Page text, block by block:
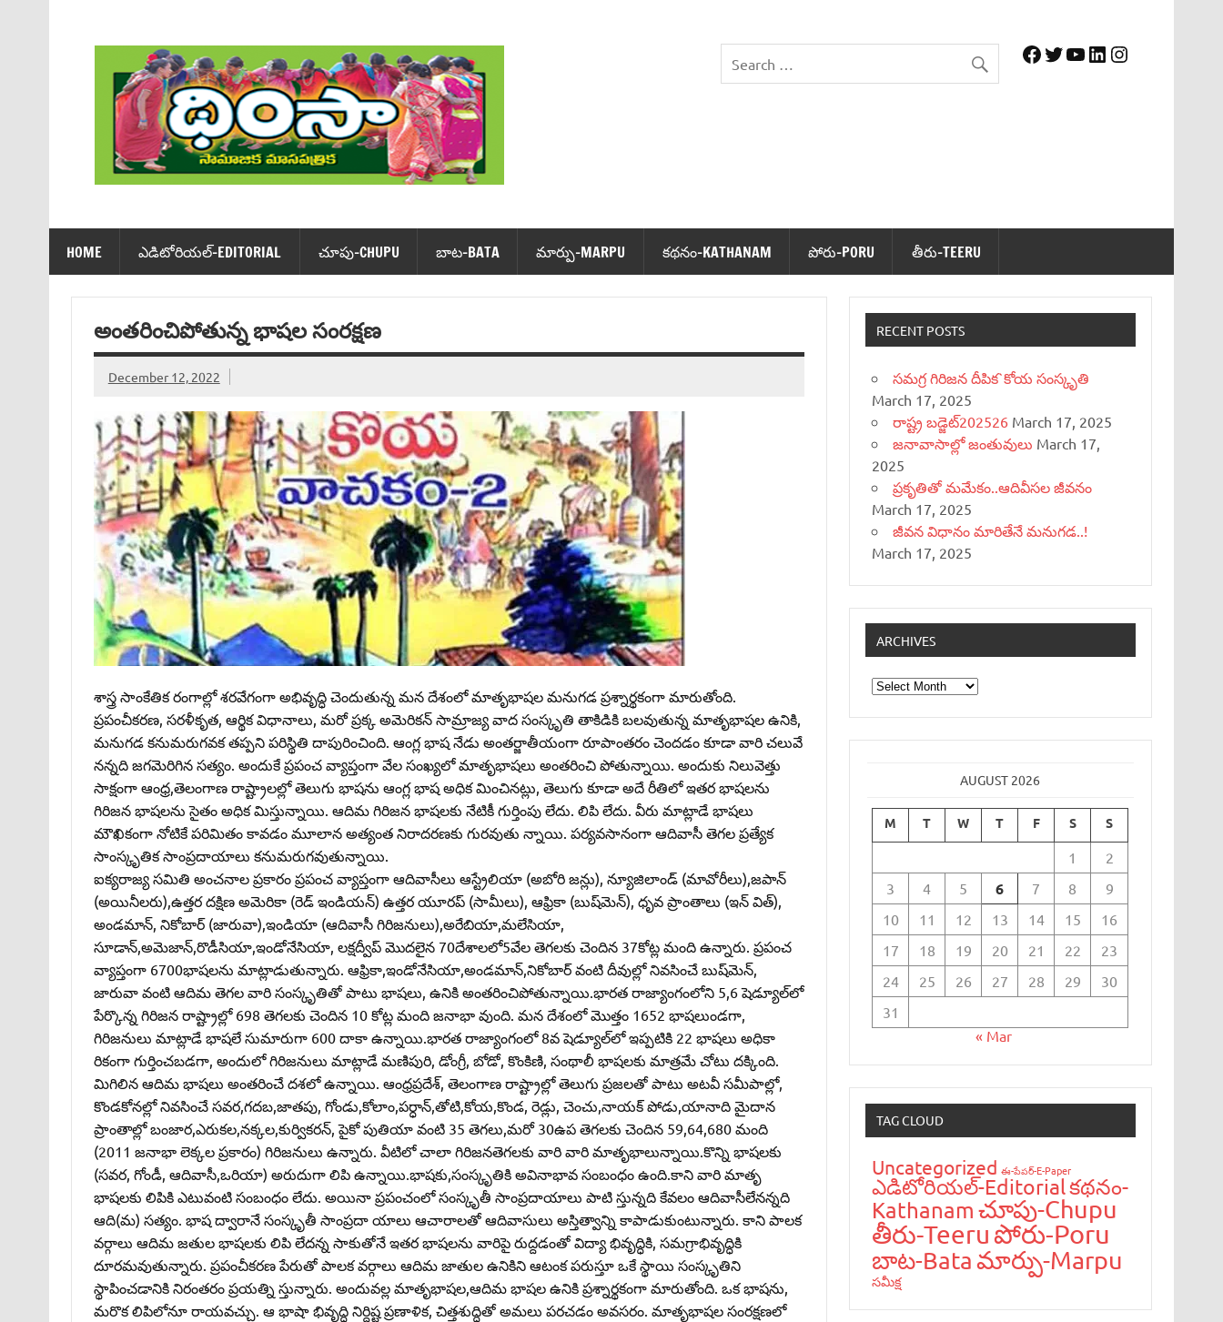
Facebook
Twitter
YouTube
LinkedIn
Instagram
HOME ఎడిటోరియ‌ల్-EDITORIAL చూపు-CHUPU బాట‌-BATA మార్పు-MARPU క‌థ‌నం-KATHANAM పోరు-PORU తీరు-TEERU
అంతరించిపోతున్న భాషల సంరక్షణ
December 12, 2022
శాస్త్ర సాంకేతిక రంగాల్లో శరవేగంగా అభివృద్ధి చెందుతున్న మన దేశంలో మాతృభాషల మనుగడ ప్రశ్నార్థకంగా మారుతోంది.
ప్రపంచీకరణ, సరళీకృత, ఆర్థిక విధానాలు, మరో ప్రక్క అమెరికన్‌ సామ్రాజ్య వాద సంస్కృతి తాకిడికి బలవుతున్న మాతృభాషల ఉనికి,
మనుగడ కనుమరుగవక తప్పని పరిస్థితి దాపురించింది. ఆంగ్ల భాష నేడు అంతర్జాతీయంగా రూపాంతరం చెందడం కూడా వారి చలువే
నన్నది జగమెరిగిన సత్యం. అందుకే ప్రపంచ వ్యాప్తంగా వేల సంఖ్యలో మాతృభాషలు అంతరించి పోతున్నాయి. అందుకు నిలువెత్తు
సాక్షంగా ఆంధ్ర,తెలంగాణ రాష్ట్రాలల్లో తెలుగు భాషను ఆంగ్ల భాష అధిక మించినట్లు, తెలుగు కూడా అదే రీతిలో ఇతర భాషలను
గిరిజన భాషలను సైతం అధిక మిస్తున్నాయి. ఆదిమ గిరిజన భాషలకు నేటికీ గుర్తింపు లేదు. లిపి లేదు. వీరు మాట్లాడే భాషలు
మౌఖికంగా నోటికే పరిమితం కావడం మూలాన అత్యంత నిరాదరణకు గురవుతు న్నాయి. పర్యవసానంగా ఆదివాసీ తెగల ప్రత్యేక
సాంస్కృతిక సాంప్రదాయాలు కనుమరుగవుతున్నాయి.
ఐక్యరాజ్య సమితి అంచనాల ప్రకారం ప్రపంచ వ్యాప్తంగా ఆదివాసీలు ఆస్ట్రేలియా (అబోరి జన్లు), న్యూజిలాండ్‌ (మావోరీలు),జపాన్‌
(అయినీలరు),ఉత్తర దక్షిణ అమెరికా (రెడ్‌ ఇండియన్‌) ఉత్తర యూరప్‌ (సామీలు), ఆఫ్రికా (బుష్‌మెన్‌), ధృవ ప్రాంతాలు (ఇన్‌ విత్‌),
అండమాన్‌, నికోబార్‌ (జారువా),ఇండియా (ఆదివాసీ గిరిజనులు),అరేబియా,మలేసియా,
సూడాన్‌,అమెజాన్‌,రొడీసియా,ఇండోనేసియా, లక్షద్వీప్‌ మొదలైన 70దేశాలలో5వేల తెగలకు చెందిన 37కోట్ల మంది ఉన్నారు. ప్రపంచ
వ్యాప్తంగా 6700భాషలను మాట్లాడుతున్నారు. ఆఫ్రికా,ఇండోనేసియా,అండమాన్‌,నికోబార్‌ వంటి దీవుల్లో నివసించే బుష్‌మెన్‌,
జారువా వంటి ఆదిమ తెగల వారి సంస్కృతితో పాటు భాషలు, ఉనికి అంతరించిపోతున్నాయి.భారత రాజ్యాంగంలోని 5,6 షెడ్యూల్‌లో
పేర్కొన్న గిరిజన రాష్ట్రాల్లో 698 తెగలకు చెందిన 10 కోట్ల మంది జనాభా వుంది. మన దేశంలో మొత్తం 1652 భాషలుండగా,
గిరిజనులు మాట్లాడే భాషలే సుమారుగా 600 దాకా ఉన్నాయి.భారత రాజ్యాంగంలో 8వ షెడ్యూల్‌లో ఇప్పటికి 22 భాషలు అధికా
రికంగా గుర్తించబడగా, అందులో గిరిజనులు మాట్లాడే మణిపురి, డోంగ్రీ, బోడో, కొంకిణి, సంథాలీ భాషలకు మాత్రమే చోటు దక్కింది.
మిగిలిన ఆదిమ భాషలు అంతరించే దశలో ఉన్నాయి. ఆంధ్రప్రదేశ్‌, తెలంగాణ రాష్ట్రాల్లో తెలుగు ప్రజలతో పాటు అటవీ సమీపాల్లో,
కొండకోనల్లో నివసించే సవర,గదబ,జాతపు, గోండు,కోలాం,పర్ధాన్‌,తోటి,కోయ,కొండ, రెడ్లు, చెంచు,నాయక్‌ పోడు,యానాది మైదాన
ప్రాంతాల్లో బంజార,ఎరుకల,నక్కల,కుర్వికరన్‌, పైకో పుతియా వంటి 35 తెగలు,మరో 30ఉప తెగలకు చెందిన 59,64,680 మంది
(2011 జనాభా లెక్కల ప్రకారం) గిరిజనులు ఉన్నారు. వీటిలో చాలా గిరిజనతెగలకు వారి వారి మాతృభాలున్నాయి.కొన్ని భాషలకు
(సవర, గోండీ, ఆదివాసీ,ఒరియా) అరుదుగా లిపి ఉన్నాయి.భాషకు,సంస్కృతికి అవినాభావ సంబంధం ఉంది.కాని వారి మాతృ
భాషలకు లిపికి ఎటువంటి సంబంధం లేదు. అయినా ప్రపంచంలో సంస్కృతీ సాంప్రదాయాలు పాటి స్తున్నది కేవలం ఆదివాసీలేనన్నది
ఆది(మ) సత్యం. భాష ద్వారానే సంస్కృతీ సాంప్రదా యాలు ఆచారాలతో ఆదివాసులు అస్తిత్వాన్ని కాపాడుకుంటున్నారు. కాని పాలక
వర్గాలు ఆదిమ జతుల భాషలకు లిపి లేదన్న సాకుతోనే ఇతర భాషలను వారిపై రుద్దడంతో విద్యా భివృద్ధికి, సమగ్రాభివృద్ధికి
దూరమవుతున్నారు. ప్రపంచీకరణ పేరుతో పాలక వర్గాలు ఆదిమ జాతుల ఉనికిని ఆటంక పరుస్తూ ఒకే స్థాయి సంస్కృతిని
స్థాపించడానికి నిరంతరం ప్రయత్ని స్తున్నారు. అందువల్ల మాతృభాషల,ఆదిమ భాషల ఉనికి ప్రశ్నార్థకంగా మారుతోంది. ఒక భాషను,
మరొక లిపిలోనూ రాయవచ్చు. ఆ భాషా భివృద్ధి నిర్దిష్ట ప్రణాళిక, చిత్తశుద్ధితో అమలు పరచడం అవసరం. మాతృభాషల సంరక్షణలో
RECENT POSTS
సమగ్ర గిరిజన దీపిక`కోయ సంస్కృతి
March 17, 2025
రాష్ట్ర బడ్జెట్‌202526 March 17, 2025
జనావాసాల్లో జంతువులు March 17,
2025
ప్రకృతితో మమేకం..ఆదివీసల జీవనం
March 17, 2025
జీవన విధానం మారితేనే మనుగడ..!
March 17, 2025
ARCHIVES
Archives
AUGUST 2026
M T W T F S S
1
2
3
4 5 6 7 8
9
10
11 12 13 14 15
16
17
18 19 20 21 22
23
24
25 26 27 28 29
30
31
« Mar
TAG CLOUD
Uncategorized ఈ-పేప‌ర్-E-Paper
ఎడిటోరియ‌ల్-Editorialక‌థ‌నం-
Kathanam చూపు-Chupu
తీరు-Teeruపోరు-Poru
బాట‌-Bata మార్పు-Marpu
స‌మీక్ష‌